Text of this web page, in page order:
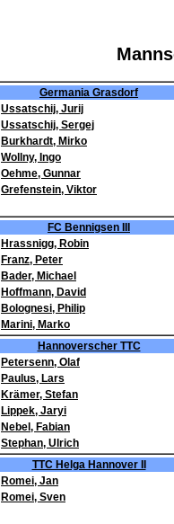
Germania Grasdorf
Ussatschij, Jurij
Ussatschij, Sergej
Burkhardt, Mirko
Wollny, Ingo
Oehme, Gunnar
Grefenstein, Viktor
FC Bennigsen III
Hrassnigg, Robin
Franz, Peter
Bader, Michael
Hoffmann, David
Bolognesi, Philip
Marini, Marko
Hannoverscher TTC
Petersenn, Olaf
Paulus, Lars
Krämer, Stefan
Lippek, Jaryi
Nebel, Fabian
Stephan, Ulrich
TTC Helga Hannover II
Romei, Jan
Romei, Sven